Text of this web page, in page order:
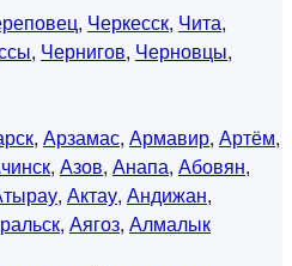
, Черкесск, Чита,
, Чернигов, Черновцы,
, Арзамас, Армавир, Артём,
, Азов, Анапа, Абовян,
, Актау, Андижан,
, Аягоз, Алмалык